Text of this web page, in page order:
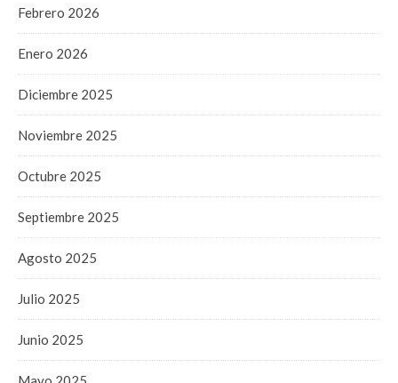
Febrero 2026
Enero 2026
Diciembre 2025
Noviembre 2025
Octubre 2025
Septiembre 2025
Agosto 2025
Julio 2025
Junio 2025